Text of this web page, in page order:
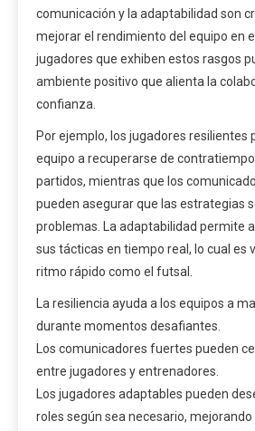
comunicación y la adaptabilidad son
mejorar el rendimiento del equipo en
jugadores que exhiben estos rasgos
ambiente positivo que alienta la
confianza.
Por ejemplo, los jugadores resilientes
equipo a recuperarse de
partidos, mientras que los
pueden asegurar que las estrategias
problemas. La adaptabilidad permite
sus tácticas en tiempo real, lo cual es
ritmo rápido como el futsal.
La resiliencia ayuda a los equipos a
durante momentos desafiantes.
Los comunicadores fuertes pueden
entre jugadores y entrenadores.
Los jugadores adaptables pueden
roles según sea necesario, mejorando